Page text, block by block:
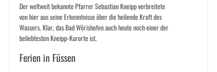
Der weltweit bekannte Pfarrer Sebastian Kneipp verbreitete
von hier aus seine Erkenntnisse über die heilende Kraft des
Wassers. Klar, das Bad Wörishofen auch heute noch einer der
beliebtesten Kneipp-Kurorte ist.
Ferien in Füssen